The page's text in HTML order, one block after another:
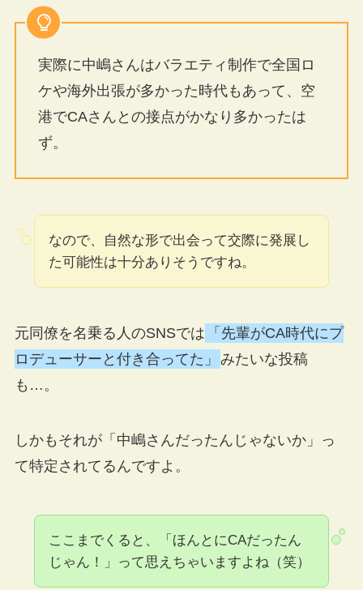
実際に中嶋さんはバラエティ制作で全国ロ
ケや海外出張が多かった時代もあって、空
港でCAさんとの接点がかなり多かったは
ず。
なので、自然な形で出会って交際に発展し
た可能性は十分ありそうですね。
元同僚を名乗る人のSNSでは
「先輩がCA時代にプ
ロデューサーと付き合ってた」 みたいな投稿
も…。
しかもそれが「中嶋さんだったんじゃないか」っ
て特定されてるんですよ。
ここまでくると、「ほんとにCAだったん
じゃん！」って思えちゃいますよね（笑）